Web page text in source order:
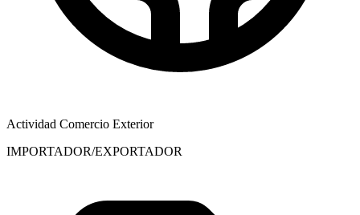
Actividad Comercio Exterior
IMPORTADOR/EXPORTADOR